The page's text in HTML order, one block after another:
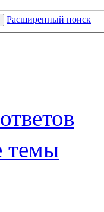
Расширенный поиск
темы